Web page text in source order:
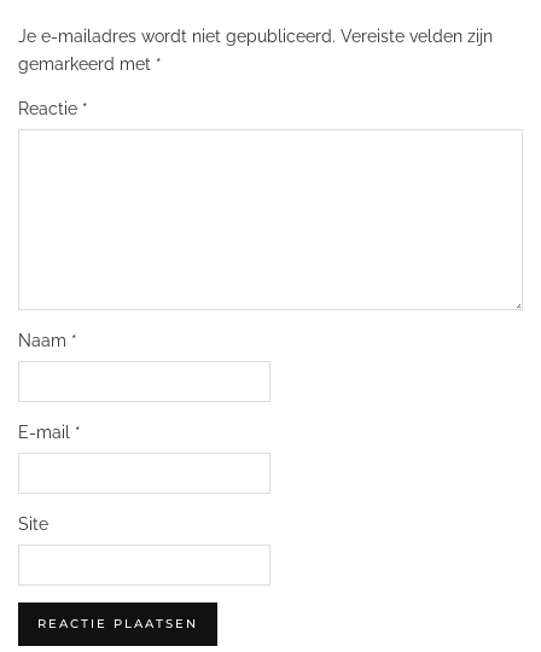
Je e-mailadres wordt niet gepubliceerd. Vereiste velden zijn
gemarkeerd met *
Reactie *
Naam *
E-mail *
Site